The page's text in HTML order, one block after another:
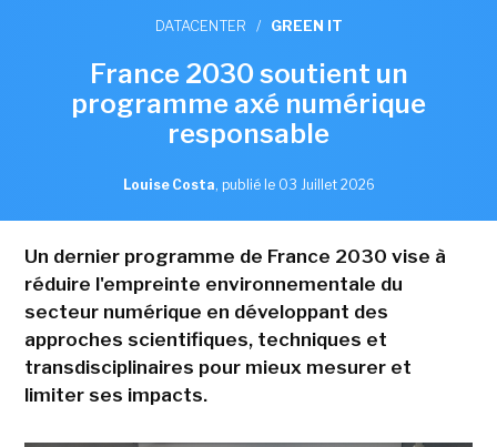
DATACENTER / GREEN IT
France 2030 soutient un
programme axé numérique
responsable
Louise Costa, publié le 03 Juillet 2026
Un dernier programme de France 2030 vise à
réduire l'empreinte environnementale du
secteur numérique en développant des
approches scientifiques, techniques et
transdisciplinaires pour mieux mesurer et
limiter ses impacts.